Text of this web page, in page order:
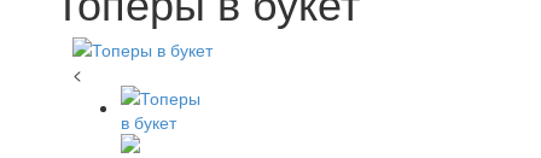
<